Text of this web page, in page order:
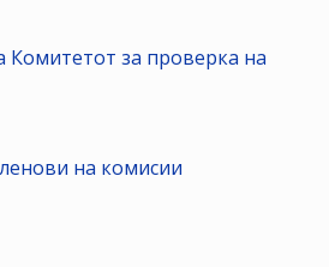
Комитетот за проверка на
на комисии